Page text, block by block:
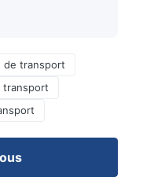
de transport
transport